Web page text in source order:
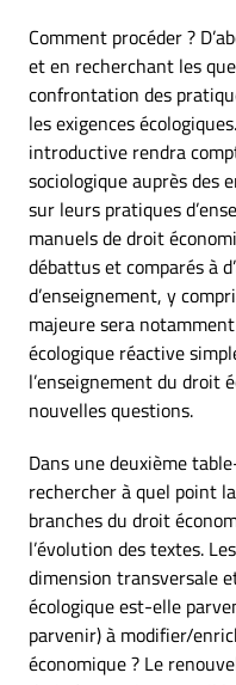
Comment procéder ?
et en recherchant les
confrontation des
les exigences
introductive rendra
sociologique auprès des
sur leurs pratiques
manuels de droit
débattus et comparés à
d’enseignement, y
majeure sera
écologique réactive
l’enseignement du droit
nouvelles questions.
Dans une deuxième
rechercher à quel point
branches du droit
l’évolution des textes.
dimension transversale
écologique est-elle
parvenir) à modifier/
économique ? Le